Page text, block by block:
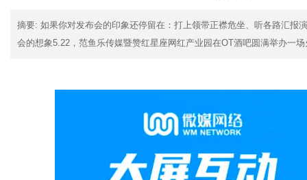
摘要: 如果你对发布会的印象还停留在：打上领带正襟危坐、听各路汇报
会的想象5.22，范鱼乐传媒暨赞红星座网红产业园在OT酒吧圆满举办一